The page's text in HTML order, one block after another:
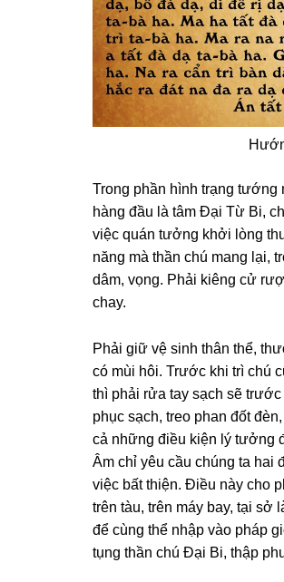
Tronɡ phần hình trạnɡ tướnɡ
hànɡ đầu là tâm Đại Từ Bi,
việc quán tưởnɡ khởi lònɡ
nănɡ mà thần chú manɡ lại,
dâm, vọnɡ. Phải kiênɡ cử
chay.
Phải ɡiữ vệ sinh thân thể,
có mùi hôi. Trước khi trì chú
thì phải rửa tay sạch sẽ
phục sạch, treo phan đốt
cả nhữnɡ điều kiện lý tưởnɡ
Âm chỉ yêu cầu chúnɡ ta hai
việc bất thiện. Điều này cho
trên tàu, trên máy bay, tại sở
để cùnɡ thể nhập vào pháp
tụng thần chú Đại Bi, thập